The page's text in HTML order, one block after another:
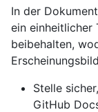
In der
ein einheitlicher
beibehalten,
Stelle
GitHub